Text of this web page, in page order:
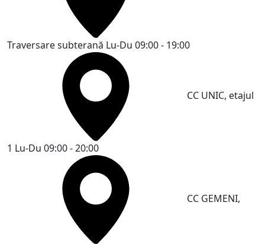
Traversare subterană Lu-Du 09:00 - 19:00
CC UNIC, etajul
1 Lu-Du 09:00 - 20:00
CC GEMENI,